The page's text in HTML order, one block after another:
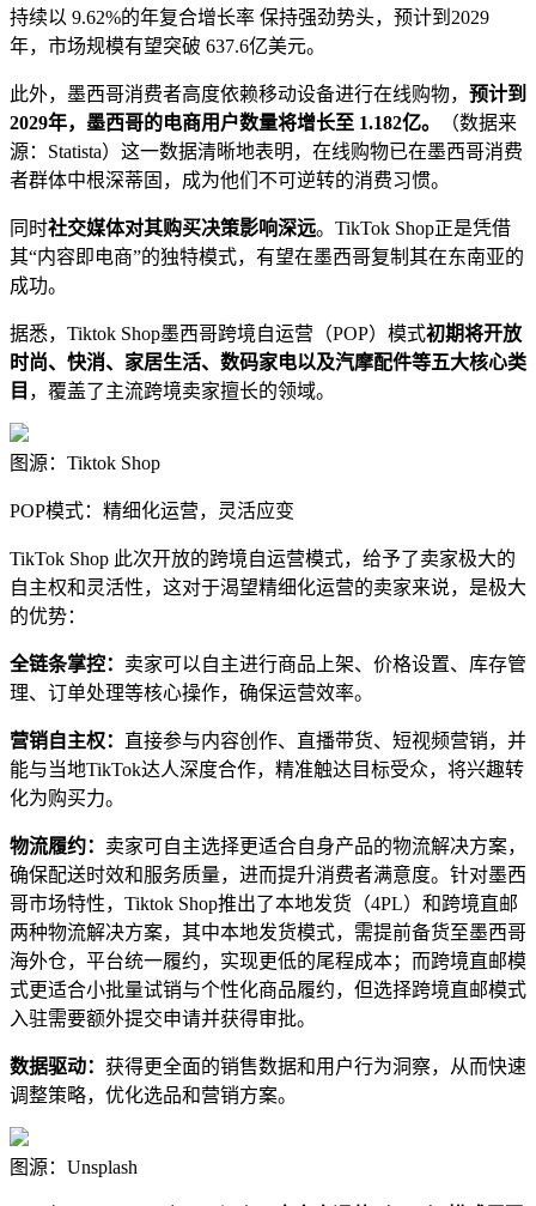
持续以 9.62%的年复合增长率 保持强劲势头，预计到2029
年，市场规模有望突破 637.6亿美元。
此外，墨西哥消费者高度依赖移动设备进行在线购物， 预计到
2029年，墨西哥的电商用户数量将增长至 1.182亿。
（数据来
源：Statista）这一数据清晰地表明，在线购物已在墨西哥消费
者群体中根深蒂固，成为他们不可逆转的消费习惯。
同时社交媒体对其购买决策影响深远。TikTok Shop正是凭借
其“内容即电商”的独特模式，有望在墨西哥复制其在东南亚的
成功。
据悉，Tiktok Shop墨西哥跨境自运营（POP）模式初期将开放
时尚、快消、家居生活、数码家电以及汽摩配件等五大核心类
目 ，覆盖了主流跨境卖家擅长的领域。
图源：Tiktok Shop
POP模式：精细化运营，灵活应变
TikTok Shop 此次开放的跨境自运营模式，给予了卖家极大的
自主权和灵活性，这对于渴望精细化运营的卖家来说，是极大
的优势：
全链条掌控： 卖家可以自主进行商品上架、价格设置、库存管
理、订单处理等核心操作，确保运营效率。
营销自主权： 直接参与内容创作、直播带货、短视频营销，并
能与当地TikTok达人深度合作，精准触达目标受众，将兴趣转
化为购买力。
物流履约： 卖家可自主选择更适合自身产品的物流解决方案，
确保配送时效和服务质量，进而提升消费者满意度。针对墨西
哥市场特性，Tiktok Shop推出了本地发货（4PL）和跨境直邮
两种物流解决方案，其中本地发货模式，需提前备货至墨西哥
海外仓，平台统一履约，实现更低的尾程成本；而跨境直邮模
式更适合小批量试销与个性化商品履约，但选择跨境直邮模式
入驻需要额外提交申请并获得审批。
数据驱动： 获得更全面的销售数据和用户行为洞察，从而快速
调整策略，优化选品和营销方案。
图源：Unsplash